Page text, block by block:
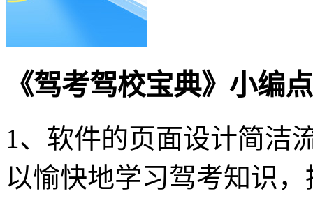
《驾考驾校宝典》小编
1、软件的页面设计简洁
以愉快地学习驾考知识